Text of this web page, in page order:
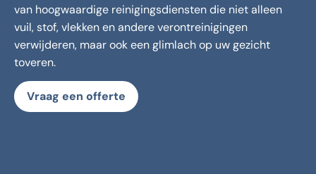
van hoogwaardige reinigingsdiensten die niet alleen
vuil, stof, vlekken en andere verontreinigingen
verwijderen, maar ook een glimlach op uw gezicht
toveren.
Vraag een offerte